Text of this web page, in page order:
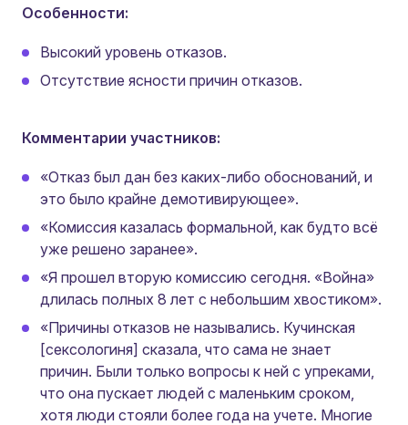
Особенности:
Высокий уровень отказов.
Отсутствие ясности причин отказов.
Комментарии участников:
«Отказ был дан без каких-либо обоснований, и
это было крайне демотивирующее».
«Комиссия казалась формальной, как будто всё
уже решено заранее».
«Я прошел вторую комиссию сегодня. «Война»
длилась полных 8 лет с небольшим хвостиком».
«Причины отказов не назывались. Кучинская
[сексологиня] сказала, что сама не знает
причин. Были только вопросы к ней с упреками,
что она пускает людей с маленьким сроком,
хотя люди стояли более года на учете. Многие